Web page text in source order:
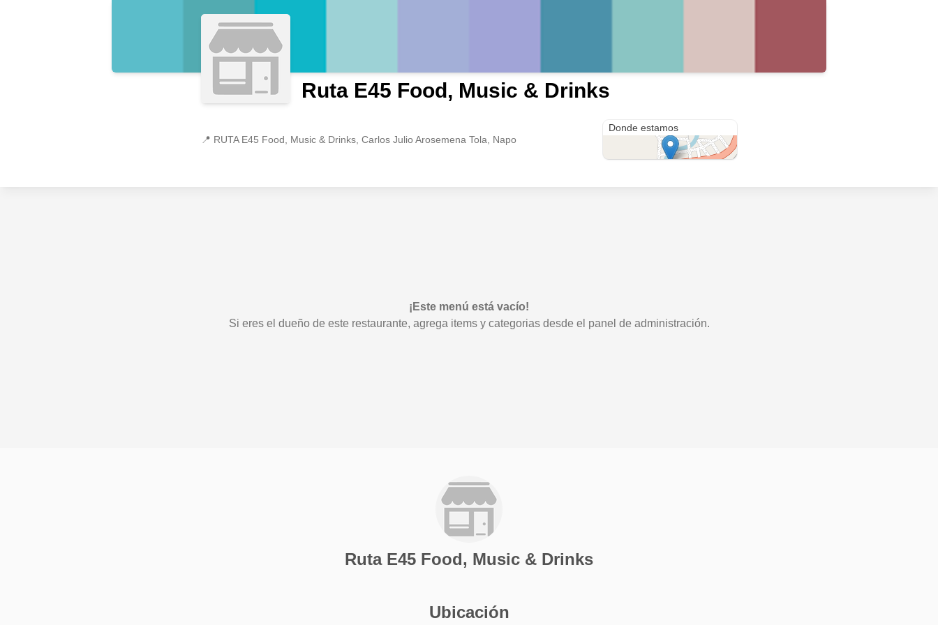
Ruta E45 Food, Music & Drinks
📍 RUTA E45 Food, Music & Drinks, Carlos Julio Arosemena Tola, Napo
Donde estamos
¡Este menú está vacío!
Si eres el dueño de este restaurante, agrega items y categorias desde el panel de administración.
Ruta E45 Food, Music & Drinks
Ubicación